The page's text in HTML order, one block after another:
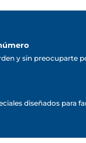
y sin preocuparte
diseñados para